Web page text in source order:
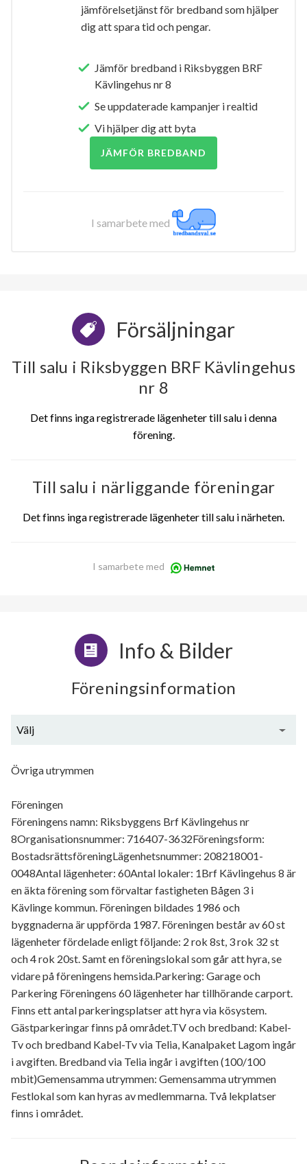
jämförelsetjänst för bredband som hjälper
dig att spara tid och pengar.
Jämför bredband i Riksbyggen BRF
Kävlingehus nr 8
Se uppdaterade kampanjer i realtid
Vi hjälper dig att byta
JÄMFÖR BREDBAND
I samarbete med
Försäljningar
Till salu i Riksbyggen BRF Kävlingehus
nr 8
Det finns inga registrerade lägenheter till salu i denna
förening.
Till salu i närliggande föreningar
Det finns inga registrerade lägenheter till salu i närheten.
I samarbete med
Info & Bilder
Föreningsinformation
Välj
Övriga utrymmen
Föreningen
Föreningens namn: Riksbyggens Brf Kävlingehus nr
8Organisationsnummer: 716407-3632Föreningsform:
BostadsrättsföreningLägenhetsnummer: 208218001-
0048Antal lägenheter: 60Antal lokaler: 1Brf Kävlingehus 8 är
en äkta förening som förvaltar fastigheten Bågen 3 i
Kävlinge kommun. Föreningen bildades 1986 och
byggnaderna är uppförda 1987. Föreningen består av 60 st
lägenheter fördelade enligt följande: 2 rok 8st, 3 rok 32 st
och 4 rok 20st. Samt en föreningslokal som går att hyra, se
vidare på föreningens hemsida.Parkering: Garage och
Parkering Föreningens 60 lägenheter har tillhörande carport.
Finns ett antal parkeringsplatser att hyra via kösystem.
Gästparkeringar finns på området.TV och bredband: Kabel-
Tv och bredband Kabel-Tv via Telia, Kanalpaket Lagom ingår
i avgiften. Bredband via Telia ingår i avgiften (100/100
mbit)Gemensamma utrymmen: Gemensamma utrymmen
Festlokal som kan hyras av medlemmarna. Två lekplatser
finns i området.